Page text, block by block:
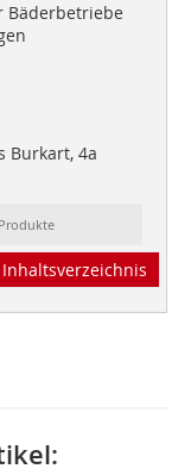
Bäderbetriebe
Burkart, 4a
Inhaltsverzeichnis